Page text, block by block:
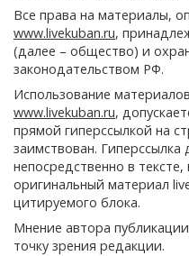
Все права на материалы,
www.livekuban.ru,
(далее – общество) и
законодательством РФ.
Использование
www.livekuban.ru,
прямой гиперссылкой на
заимствован.
непосредственно в
оригинальный материал
цитируемого блока.
Мнение автора
точку зрения редакции.